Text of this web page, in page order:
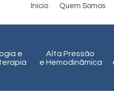
Início Quem Somos
e
Alta Pressão
e Hemodinãmica